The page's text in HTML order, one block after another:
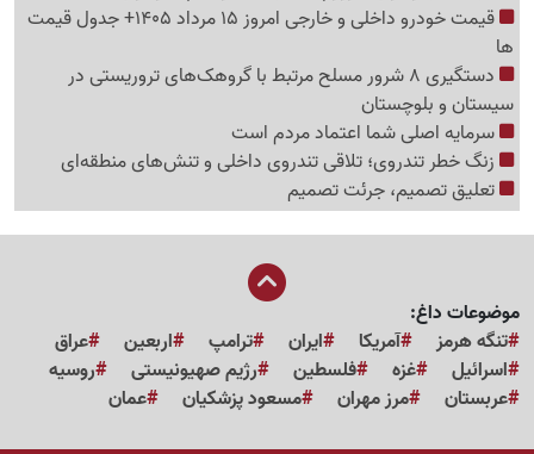
قیمت خودرو داخلی و خارجی امروز 15 مرداد 1405+ جدول قیمت
ها
دستگیری 8 شرور مسلح مرتبط با گروهک‌های تروریستی در
سیستان و بلوچستان
سرمایه اصلی شما اعتماد مردم است
زنگ خطر تندروی؛ تلاقی تندروی داخلی و تنش‌های منطقه‌ای
تعلیق تصمیم، جرئت تصمیم
موضوعات داغ:
تنگه هرمز
آمریکا ایران ترامپ اربعین
عراق
اسرائیل
غزه فلسطین رژیم صهیونیستی
روسیه
عربستان
مرز مهران مسعود پزشکیان عمان